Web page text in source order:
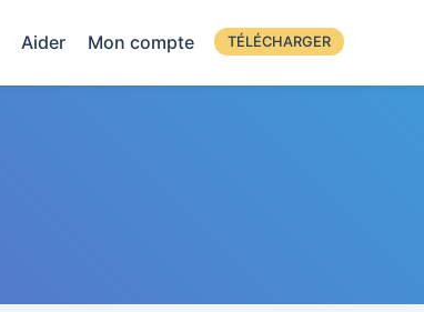
Aider Mon compte TÉLÉCHARGER